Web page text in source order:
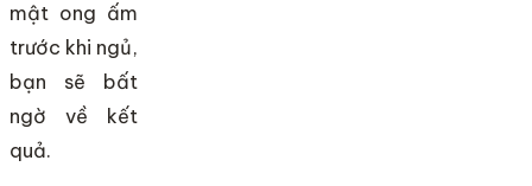
mật ong ấm
trước khi ngủ,
bạn sẽ bất
ngờ về kết
quả.